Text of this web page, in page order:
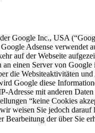
Google Inc., USA
Adsense
auf der Webseite
einen Server von
die Websiteaktivitäten
Google diese
mit anderen
“keine Cookies
weisen Sie jedoch
der über Sie